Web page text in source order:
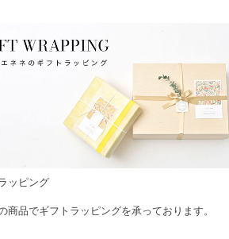
ッピング
商品でギフトラッピングを承っております。